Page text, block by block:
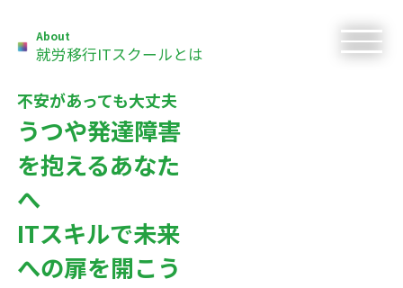
About
就労移行ITスクールとは
不安があっても大丈夫
うつや発達障害
を抱えるあなた
へ
ITスキルで未来
への扉を開こう